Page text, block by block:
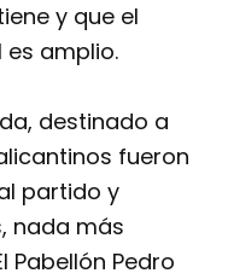
y que el
amplio.
destinado a
fueron
partido y
nada más
Pabellón Pedro